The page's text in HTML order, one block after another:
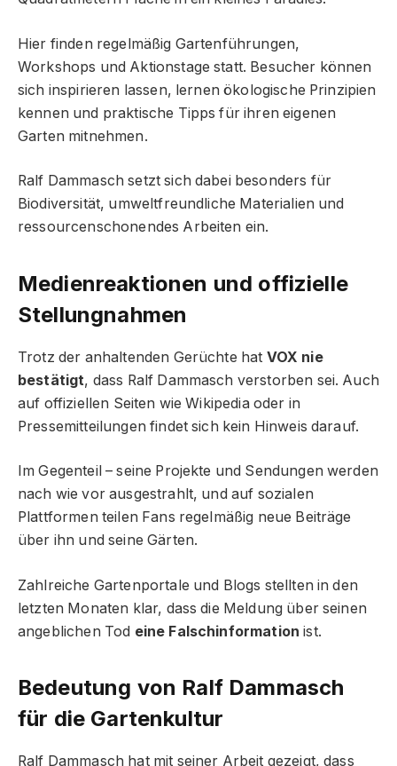
Hier finden regelmäßig Gartenführungen,
Workshops und Aktionstage statt. Besucher können
sich inspirieren lassen, lernen ökologische Prinzipien
kennen und praktische Tipps für ihren eigenen
Garten mitnehmen.
Ralf Dammasch setzt sich dabei besonders für
Biodiversität, umweltfreundliche Materialien und
ressourcenschonendes Arbeiten ein.
Medienreaktionen und offizielle
Stellungnahmen
Trotz der anhaltenden Gerüchte hat VOX nie
bestätigt, dass Ralf Dammasch verstorben sei. Auch
auf offiziellen Seiten wie Wikipedia oder in
Pressemitteilungen findet sich kein Hinweis darauf.
Im Gegenteil – seine Projekte und Sendungen werden
nach wie vor ausgestrahlt, und auf sozialen
Plattformen teilen Fans regelmäßig neue Beiträge
über ihn und seine Gärten.
Zahlreiche Gartenportale und Blogs stellten in den
letzten Monaten klar, dass die Meldung über seinen
angeblichen Tod eine Falschinformation ist.
Bedeutung von Ralf Dammasch
für die Gartenkultur
Ralf Dammasch hat mit seiner Arbeit gezeigt, dass